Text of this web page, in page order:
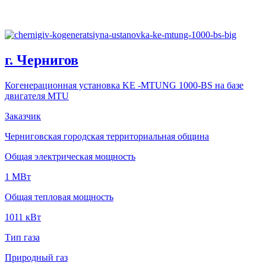
г. Чернигов
Когенерационная установка KE -MTUNG 1000-BS на базе
двигателя MTU
Заказчик
Черниговская городская территориальная община
Общая электрическая мощность
1 MВт
Общая тепловая мощность
1011 кВт
Тип газа
Природный газ